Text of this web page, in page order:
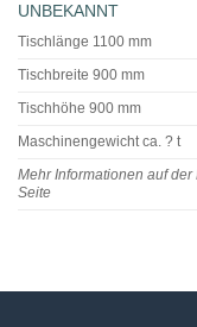
UNBEKANNT
Tischlänge 1100 mm
Tischbreite 900 mm
Tischhöhe 900 mm
Maschinengewicht ca. ? t
Mehr Informationen auf der
Seite